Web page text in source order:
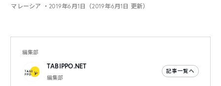
マレーシア ・2019年6月1日（2019年6月1日 更新）
編集部
TABIPPO.NET
編集部
記事一覧へ